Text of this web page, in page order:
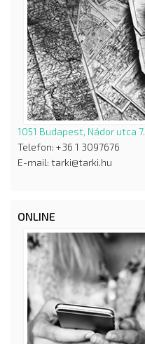
1051 Budapest, Nádor utca 7.
Telefon: +36 1 3097676
E-mail: tarki@tarki.hu
ONLINE